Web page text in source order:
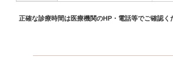
正確な診療時間は医療機関のHP・電話等でご確認く